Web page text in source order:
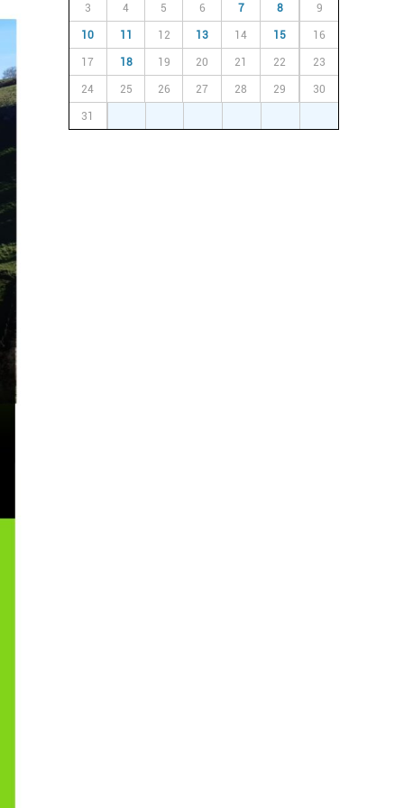
3 4 5 6 7 8 9
10 11 12 13 14 15 16
17 18 19 20 21 22 23
24 25 26 27 28 29 30
31